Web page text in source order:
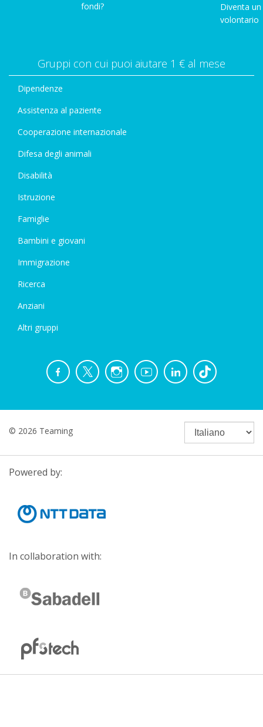
fondi?
Diventa un
volontario
Gruppi con cui puoi aiutare 1 € al mese
Dipendenze
Assistenza al paziente
Cooperazione internazionale
Difesa degli animali
Disabilità
Istruzione
Famiglie
Bambini e giovani
Immigrazione
Ricerca
Anziani
Altri gruppi
© 2026 Teaming
Powered by:
In collaboration with: